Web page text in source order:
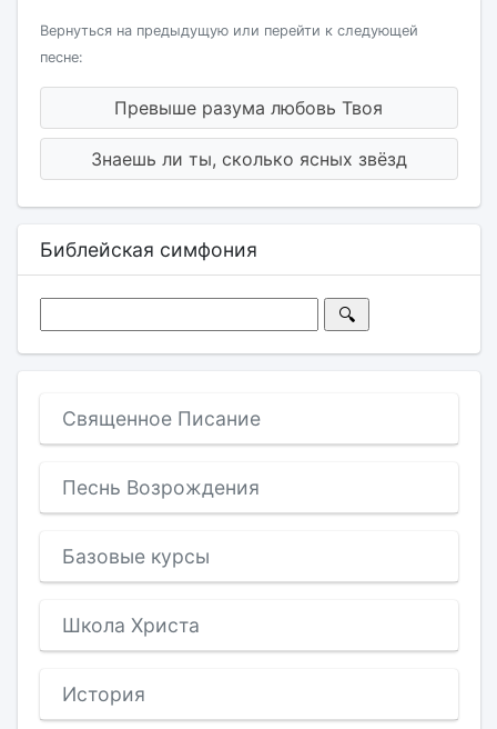
Вернуться на предыдущую или перейти к следующей
песне:
Превыше разума любовь Твоя
Знаешь ли ты, сколько ясных звёзд
Библейская симфония
Священное Писание
Песнь Возрождения
Базовые курсы
Школа Христа
История